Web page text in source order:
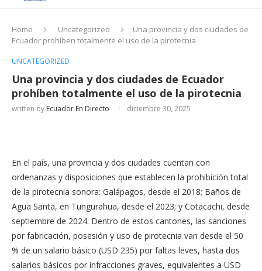
Home Uncategorized
Una provincia y dos ciudades de
Ecuador prohíben totalmente el uso de la pirotecnia
UNCATEGORIZED
Una provincia y dos ciudades de Ecuador
prohíben totalmente el uso de la pirotecnia
written by Ecuador En Directo diciembre 30, 2025
En el país, una provincia y dos ciudades cuentan con
ordenanzas y disposiciones que establecen la prohibición total
de la pirotecnia sonora: Galápagos, desde el 2018; Baños de
Agua Santa, en Tungurahua, desde el 2023; y Cotacachi, desde
septiembre de 2024. Dentro de estos cantones, las sanciones
por fabricación, posesión y uso de pirotecnia van desde el 50
% de un salario básico (USD 235) por faltas leves, hasta dos
salarios básicos por infracciones graves, equivalentes a USD